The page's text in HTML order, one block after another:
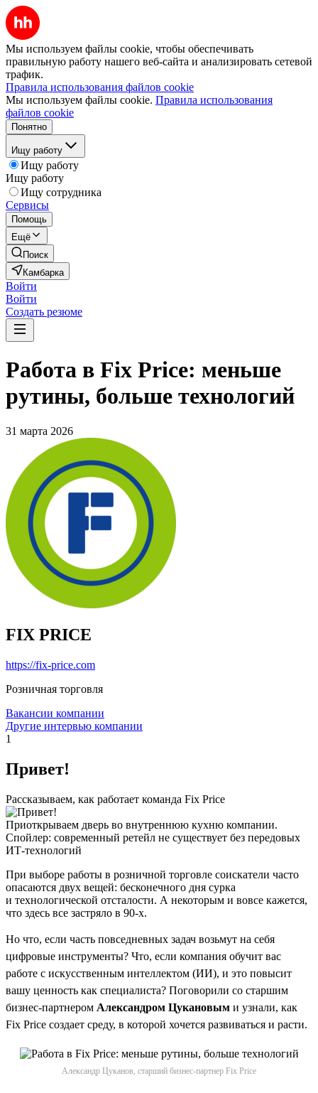
Мы используем файлы cookie, чтобы обеспечивать
правильную работу нашего веб-сайта и анализировать сетевой
трафик.
Правила использования файлов cookie
Мы используем файлы cookie. Правила использования
файлов cookie
Понятно
Ищу работу
Ищу работу
Ищу работу
Ищу сотрудника
Сервисы
Помощь
Ещё
Поиск
Камбарка
Войти
Войти
Создать резюме
Работа в Fix Price: меньше
рутины, больше технологий
31 марта 2026
FIX PRICE
https://fix-price.com
Розничная торговля
Вакансии компании
Другие интервью компании
1
Привет!
Рассказываем, как работает команда Fix Price
Приоткрываем дверь во внутреннюю кухню компании.
Спойлер: современный ретейл не существует без передовых
ИТ-технологий
При выборе работы в розничной торговле соискатели часто
опасаются двух вещей: бесконечного дня сурка
и технологической отсталости. А некоторым и вовсе кажется,
что здесь все застряло в 90-х.
Но что, если часть повседневных задач возьмут на себя
цифровые инструменты? Что, если компания обучит вас
работе с искусственным интеллектом (ИИ), и это повысит
вашу ценность как специалиста? Поговорили со старшим
бизнес-партнером Александром Цукановым и узнали, как
Fix Price создает среду, в которой хочется развиваться и расти.
Александр Цуканов, старший бизнес-партнер Fix Price